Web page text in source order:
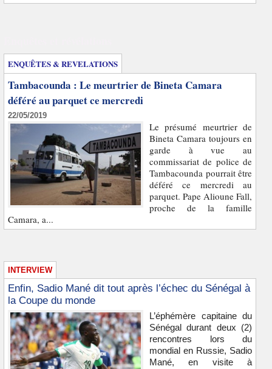
ENQUÊTES & REVELATIONS
Tambacounda : Le meurtrier de Bineta Camara
déféré au parquet ce mercredi
22/05/2019
Le présumé meurtrier de
Bineta Camara toujours en
garde à vue au
commissariat de police de
Tambacounda pourrait être
déféré ce mercredi au
parquet. Pape Alioune Fall,
proche de la famille
Camara, a...
INTERVIEW
Enfin, Sadio Mané dit tout après l’échec du Sénégal à
la Coupe du monde
L’éphémère capitaine du
Sénégal durant deux (2)
rencontres lors du
mondial en Russie, Sadio
Mané, en visite à